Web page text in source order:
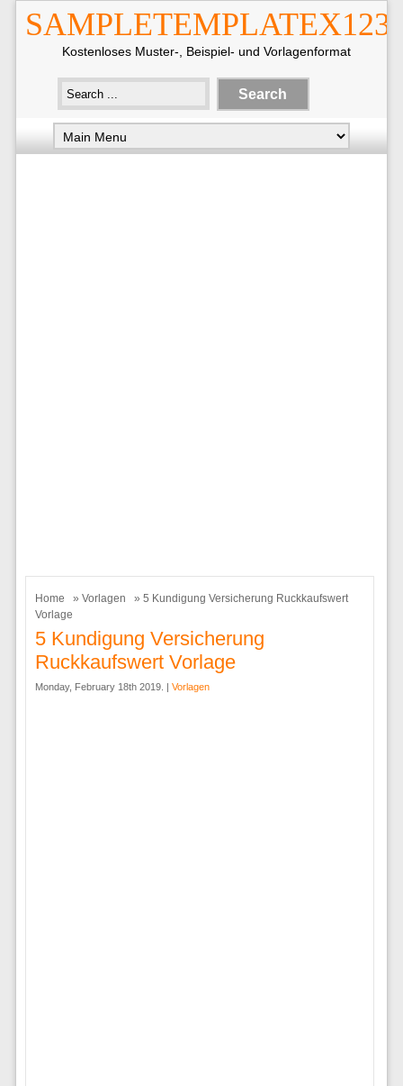
Kostenloses Muster-, Beispiel- und Vorlagenformat
Home » Vorlagen
» 5 Kundigung Versicherung Ruckkaufswert
Vorlage
5 Kundigung Versicherung
Ruckkaufswert Vorlage
Monday, February 18th 2019. | Vorlagen